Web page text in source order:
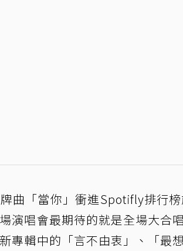
曲「當你」衝進Spotifly排行
演唱會最期待的就是全場大合
專輯中的「言不由衷」、「最